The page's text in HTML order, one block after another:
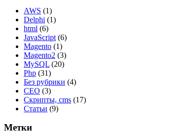
AWS (1)
Delphi (1)
html (6)
JavaScript (6)
Magento (1)
Magento2 (3)
MySQL (20)
Php (31)
Без рубрики (4)
СЕО (3)
Скрипты, cms (17)
Статьи (9)
Метки